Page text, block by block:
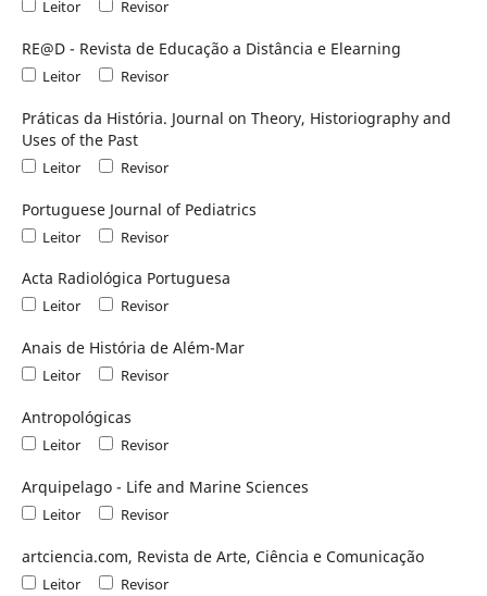
Leitor Revisor
RE@D - Revista de Educação a Distância e Elearning
Leitor Revisor
Práticas da História. Journal on Theory, Historiography and
Uses of the Past
Leitor Revisor
Portuguese Journal of Pediatrics
Leitor Revisor
Acta Radiológica Portuguesa
Leitor Revisor
Anais de História de Além-Mar
Leitor Revisor
Antropológicas
Leitor Revisor
Arquipelago - Life and Marine Sciences
Leitor Revisor
artciencia.com, Revista de Arte, Ciência e Comunicação
Leitor Revisor